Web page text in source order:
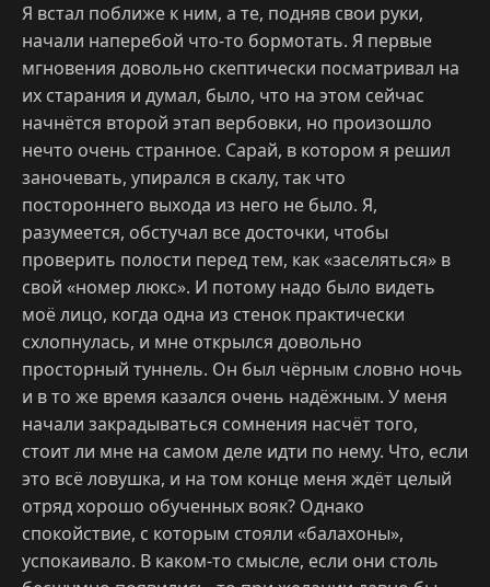
Я встал поближе к ним, а те, подняв свои руки,
начали наперебой что-то бормотать. Я первые
мгновения довольно скептически посматривал на
их старания и думал, было, что на этом сейчас
начнётся второй этап вербовки, но произошло
нечто очень странное. Сарай, в котором я решил
заночевать, упирался в скалу, так что
постороннего выхода из него не было. Я,
разумеется, обстучал все досточки, чтобы
проверить полости перед тем, как «заселяться» в
свой «номер люкс». И потому надо было видеть
моё лицо, когда одна из стенок практически
схлопнулась, и мне открылся довольно
просторный туннель. Он был чёрным словно ночь
и в то же время казался очень надёжным. У меня
начали закрадываться сомнения насчёт того,
стоит ли мне на самом деле идти по нему. Что, если
это всё ловушка, и на том конце меня ждёт целый
отряд хорошо обученных вояк? Однако
спокойствие, с которым стояли «балахоны»,
успокаивало. В каком-то смысле, если они столь